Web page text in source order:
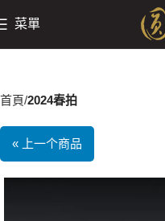
菜單
首頁 2024春拍
« 上一个商品